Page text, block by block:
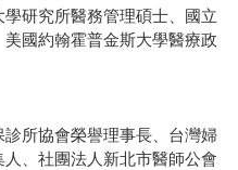
研究所醫務管理碩士、國立
國約翰霍普金斯大學醫療政
所協會榮譽理事長、台灣婦
、社團法人新北市醫師公會